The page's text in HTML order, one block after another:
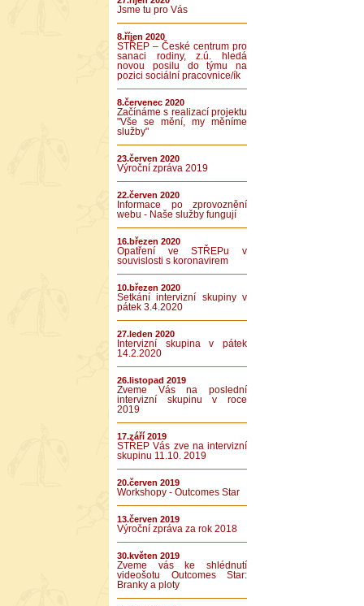
Jsme tu pro Vás
8.říjen 2020
STŘEP – České centrum pro
sanaci rodiny, z.ú. hledá
novou posilu do týmu na
pozici sociální pracovnice/ík
8.červenec 2020
Začínáme s realizací projektu
"Vše se mění, my měníme
služby"
23.červen 2020
Výroční zpráva 2019
22.červen 2020
Informace po zprovoznění
webu - Naše služby fungují
16.březen 2020
Opatření ve STŘEPu v
souvislosti s koronavirem
10.březen 2020
Setkání intervizní skupiny v
pátek 3.4.2020
27.leden 2020
Intervizní skupina v pátek
14.2.2020
26.listopad 2019
Zveme Vás na poslední
intervizní skupinu v roce
2019
17.září 2019
STŘEP Vás zve na intervizní
skupinu 11.10. 2019
20.červen 2019
Workshopy - Outcomes Star
13.červen 2019
Výroční zpráva za rok 2018
30.květen 2019
Zveme vás ke shlédnutí
videošotu Outcomes Star:
Branky a ploty